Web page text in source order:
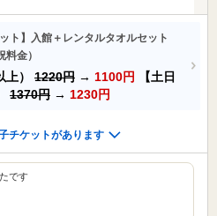
ト】入館＋レンタルタオルセット
金）
上） 1220円 → 1100円
【土日
1370円 → 1230円
チケットがあります
です